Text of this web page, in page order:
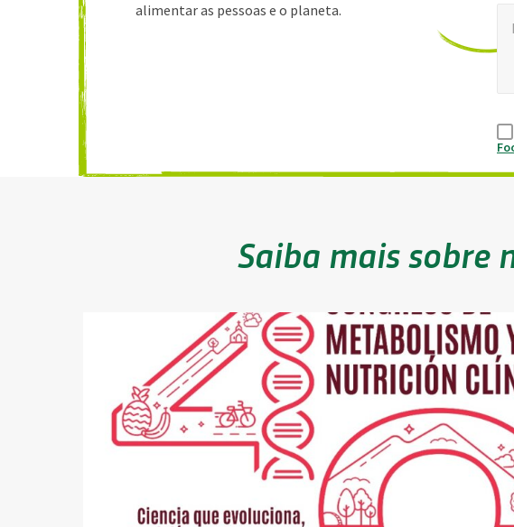
alimentar as pessoas e o planeta.
Saiba mais sobre